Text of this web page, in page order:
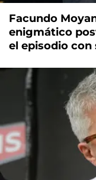
Facundo
enigmático
el episodio con